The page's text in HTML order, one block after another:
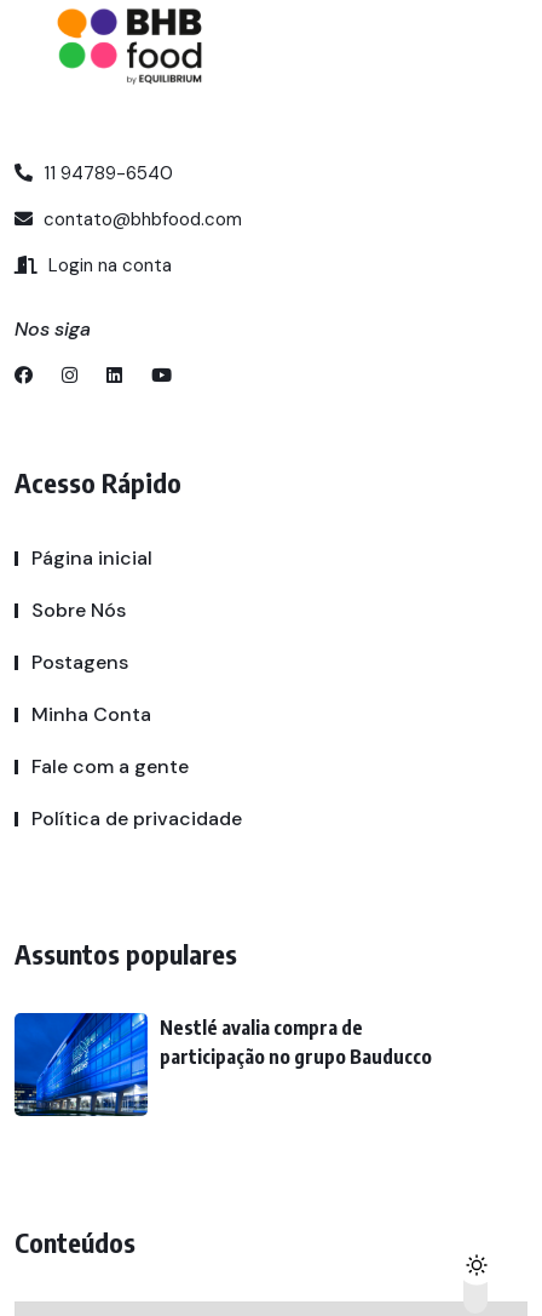
11 94789-6540
contato@bhbfood.com
Login na conta
Nos siga
Acesso Rápido
Página inicial
Sobre Nós
Postagens
Minha Conta
Fale com a gente
Política de privacidade
Assuntos populares
Nestlé avalia compra de
participação no grupo Bauducco
Conteúdos